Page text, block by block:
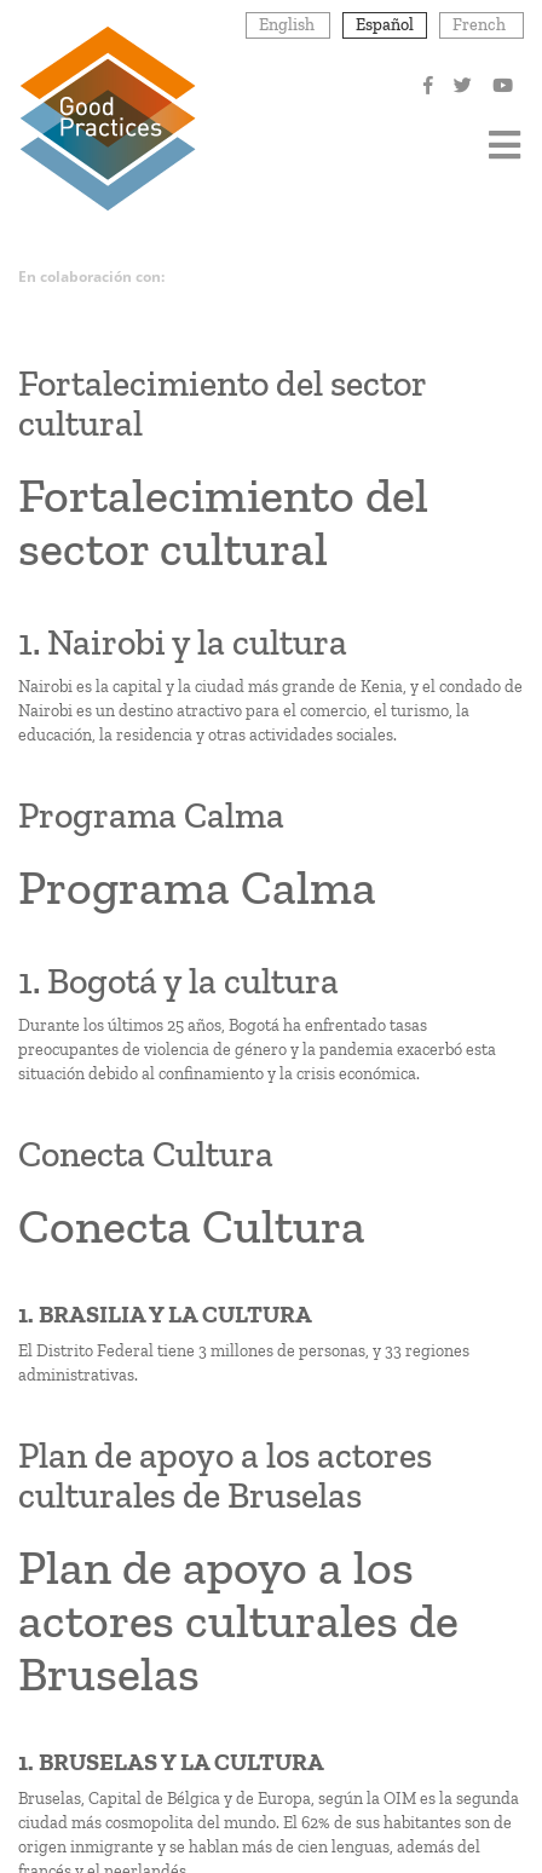
contenido
principal
English Español French
En colaboración con:
Fortalecimiento del sector
cultural
Fortalecimiento del
sector cultural
1. Nairobi y la cultura
Nairobi es la capital y la ciudad más grande de Kenia, y el condado de
Nairobi es un destino atractivo para el comercio, el turismo, la
educación, la residencia y otras actividades sociales.
Programa Calma
Programa Calma
1. Bogotá y la cultura
Durante los últimos 25 años, Bogotá ha enfrentado tasas
preocupantes de violencia de género y la pandemia exacerbó esta
situación debido al confinamiento y la crisis económica.
Conecta Cultura
Conecta Cultura
1. BRASILIA Y LA CULTURA
El Distrito Federal tiene 3 millones de personas, y 33 regiones
administrativas.
Plan de apoyo a los actores
culturales de Bruselas
Plan de apoyo a los
actores culturales de
Bruselas
1. BRUSELAS Y LA CULTURA
Bruselas, Capital de Bélgica y de Europa, según la OIM es la segunda
ciudad más cosmopolita del mundo. El 62% de sus habitantes son de
origen inmigrante y se hablan más de cien lenguas, además del